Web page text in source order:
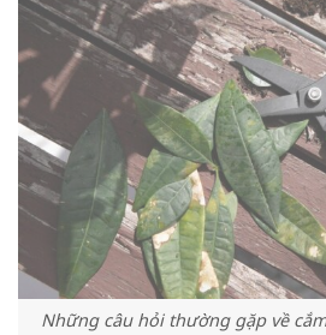
Những câu hỏi thường gặp về